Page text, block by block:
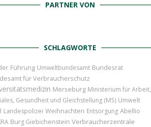
PARTNER VON
SCHLAGWORTE
Führung Umweltbundesamt Bundesrat
für Verbraucherschutz
Merseburg Ministerium für Arbeit,
Gesundheit und Gleichstellung (MS) Umwelt
Landespolizei Weihnachten Entsorgung Abellio
Burg Giebichenstein Verbraucherzentrale